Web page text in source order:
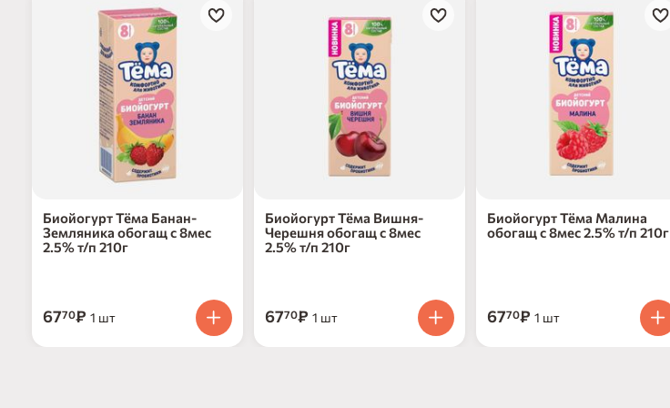
Биойогурт Тёма Банан-
Земляника обогащ с 8мес
2.5% т/п 210г
6770₽ 1 шт
Биойогурт Тёма Вишня-
Черешня обогащ с 8мес
2.5% т/п 210г
6770₽ 1 шт
Биойогурт Тёма Малина
обогащ с 8мес 2.5% т/п 210г
6770₽ 1 шт